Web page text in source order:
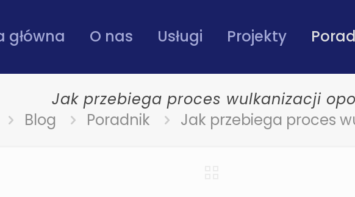
główna O nas Usługi Projekty
Jak przebiega proces wulkanizacji
Blog Poradnik Jak przebiega proces